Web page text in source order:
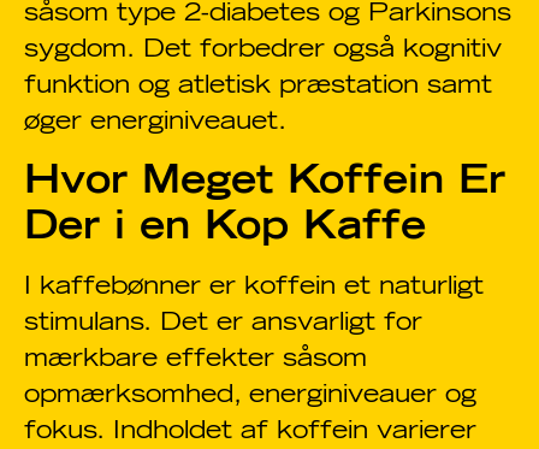
såsom type 2-diabetes og Parkinsons
sygdom. Det forbedrer også kognitiv
funktion og atletisk præstation samt
øger energiniveauet.
Hvor Meget Koffein Er
Der i en Kop Kaffe
I kaffebønner er koffein et naturligt
stimulans. Det er ansvarligt for
mærkbare effekter såsom
opmærksomhed, energiniveauer og
fokus. Indholdet af koffein varierer